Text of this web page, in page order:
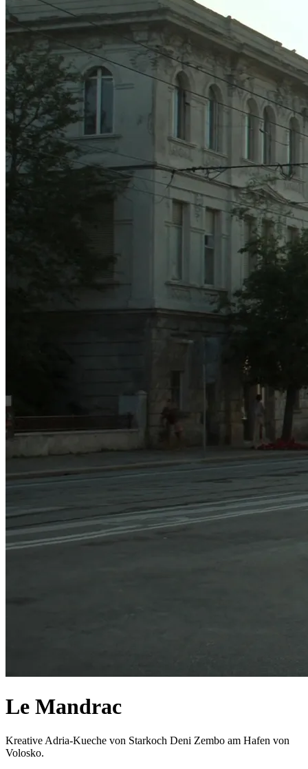
Le Mandrac
Kreative Adria-Kueche von Starkoch Deni Zembo am Hafen von
Volosko.